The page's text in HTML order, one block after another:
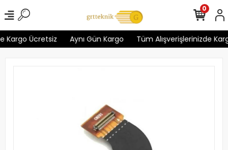
Ücretsiz Aynı Gün Kargo Tüm Alışverişlerinizde
0